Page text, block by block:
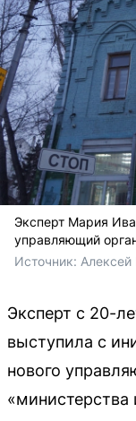
Эксперт Мария
управляющий
Источник: Алексей
Эксперт с 20-
выступила с
нового
«министерства